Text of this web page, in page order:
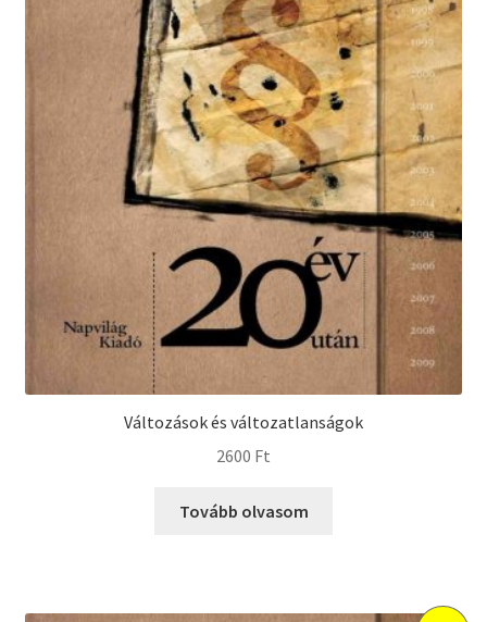
Változások és változatlanságok
2600 Ft
Tovább olvasom